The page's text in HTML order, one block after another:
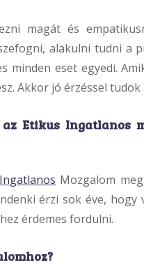
magát és
alakulni tudni a
minden eset egyedi.
Akkor jó érzéssel tudok
Etikus Ingatlanos
Mozgalom
érzi sok éve,
érdemes fordulni.